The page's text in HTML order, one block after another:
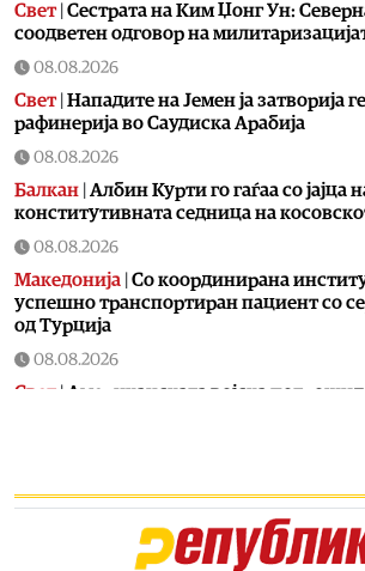
Свет| Сестрата на Ким Џонг Ун:
соодветен одговор на
08.08.2026
Свет| Нападите на Јемен ја затворија
рафинерија во Саудиска Арабија
08.08.2026
Балкан Албин Курти го гаѓаа со јајца
конститутивната седница на
08.08.2026
Македонија Со координирана
успешно транспортиран пациент со
од Турција
08.08.2026
Свет | Американската војска
испратил осудени насилници